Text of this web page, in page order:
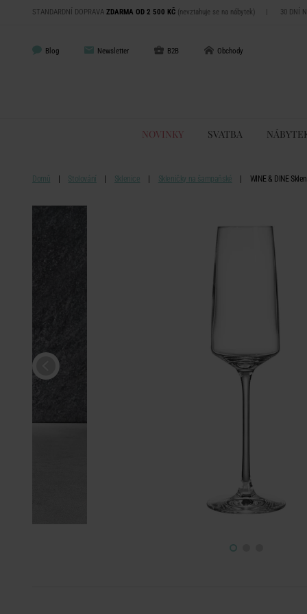
STANDARDNÍ DOPRAVA ZDARMA OD 2 500 KČ (nevztahuje se na nábytek) | 30 DNÍ
Blog Newsletter B2B Obchody
NOVINKY SVATBA
Domů Stolování Sklenice Skleničky na šampaňské WINE & DINE